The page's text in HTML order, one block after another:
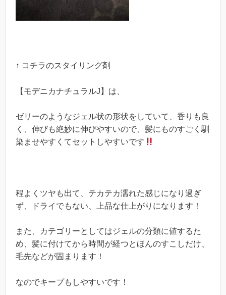
↑ コチラのスタイリング剤
【モデニカナチュラルJ】は、
ゼリーのようなジェル状の形状をしていて、香りも良
く、伸びも絶妙に伸びやすいので、髪にものすごく馴
染ませやすくてセットしやすいです
程よくツヤも出て、テカテカ濡れた感じになり過ぎ
ず、ドライでもない、上品な仕上がりになります！
また、カテゴリーとしてはジェルの分類に値するた
め、髪に付けてから時間が経つとほんのすこしだけ、
毛先などが固まります！
なのでキープもしやすいです！